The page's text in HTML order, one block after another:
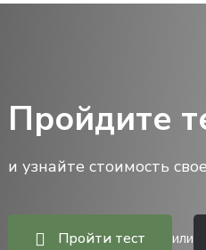
Пройдите
и узнайте стоимость
Пройти тест или